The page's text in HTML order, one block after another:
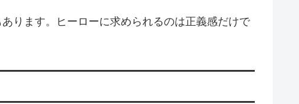
ります。ヒーローに求められるのは正義感だけで